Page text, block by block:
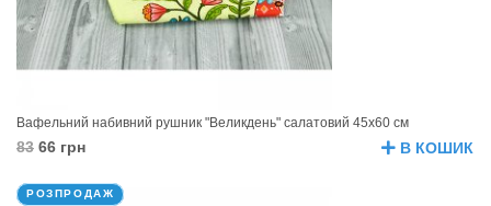
Вафельний набивний рушник "Великдень" салатовий 45х60 см
83 66 грн В КОШИК
РОЗПРОДАЖ